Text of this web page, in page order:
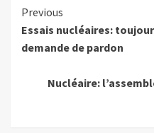
Continue
Reading
Previous
Essais nucléaires:
demande de pardon
Nucléaire: